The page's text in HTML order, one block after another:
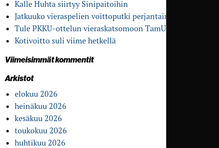
Kalle Huhta siirtyy Sinipaitoihin
Jatkuuko vieras­pelien voitto­putki perjantaina?
Tule PKKU-ottelun vieras­katsomoon TamU-klubille
Kotivoitto suli viime hetkellä
Viimeisimmät kommentit
Arkistot
elokuu 2026
heinäkuu 2026
kesäkuu 2026
toukokuu 2026
huhtikuu 2026